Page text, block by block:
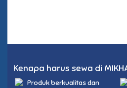
Kenapa harus sewa di